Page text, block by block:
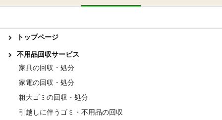
トップページ
不用品回収サービス
家具の回収・処分
家電の回収・処分
粗大ゴミの回収・処分
引越しに伴うゴミ・不用品の回収